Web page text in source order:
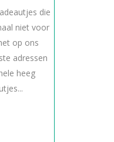
die
niet voor
op ons
adressen
heeg